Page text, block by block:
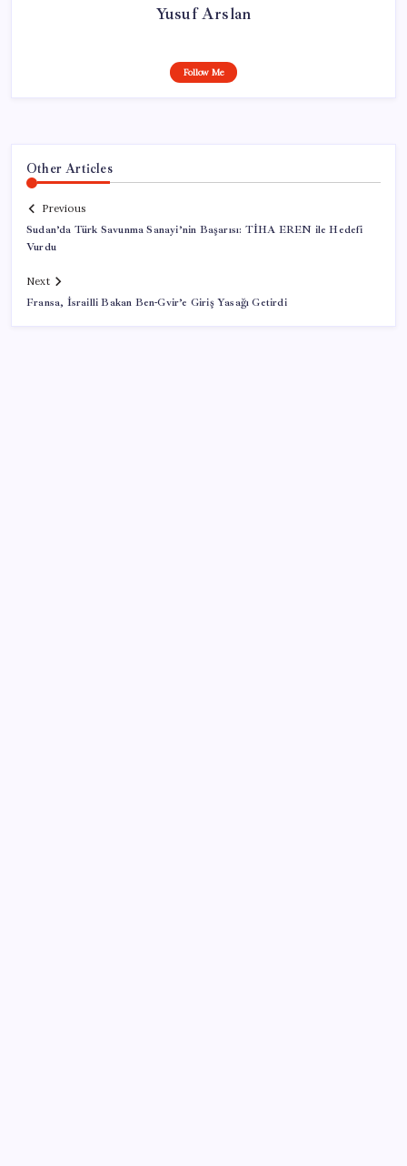
Yusuf Arslan
Follow Me
Other Articles
Previous
Sudan’da Türk Savunma Sanayi’nin Başarısı: TİHA EREN ile Hedefi
Vurdu
Next
Fransa, İsrailli Bakan Ben-Gvir’e Giriş Yasağı Getirdi